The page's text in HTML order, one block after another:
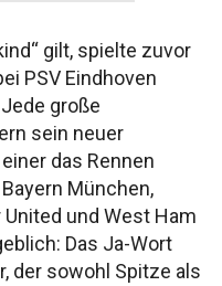
gilt, spielte zuvor
PSV Eindhoven
große
sein neuer
das Rennen
München,
und West Ham
Das Ja-Wort
der sowohl Spitze als